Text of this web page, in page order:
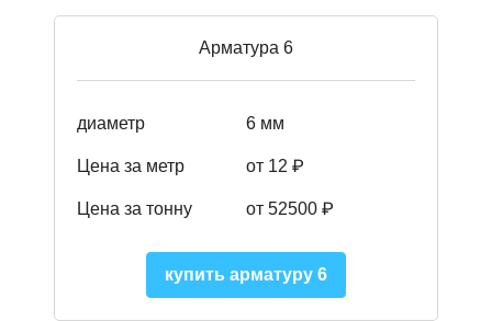
Арматура 6
диаметр 6 мм
Цена за метр от 12 ₽
Цена за тонну от 52500 ₽
купить арматуру 6